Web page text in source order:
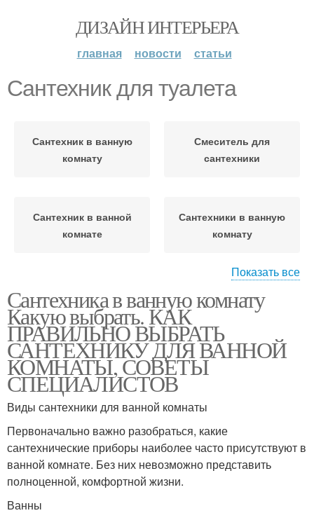
ДИЗАЙН ИНТЕРЬЕРА
главная новости статьи
Сантехник для туалета
Сантехник в ванную
комнату
Смеситель для
сантехники
Сантехник в ванной
комнате
Сантехники в ванную
комнату
Сантехник в дизайне
Показать все
Сантехника в ванную комнату
Какую выбрать. КАК
ПРАВИЛЬНО ВЫБРАТЬ
САНТЕХНИКУ ДЛЯ ВАННОЙ
КОМНАТЫ, СОВЕТЫ
СПЕЦИАЛИСТОВ
Виды сантехники для ванной комнаты
Первоначально важно разобраться, какие
сантехнические приборы наиболее часто присутствуют в
ванной комнате. Без них невозможно представить
полноценной, комфортной жизни.
Ванны